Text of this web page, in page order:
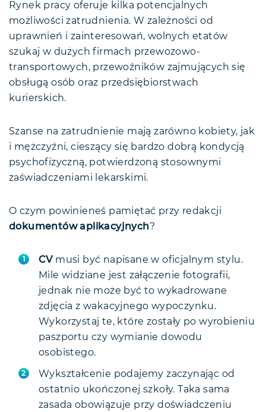
Rynek pracy oferuje kilka potencjalnych
możliwości zatrudnienia. W zależności od
uprawnień i zainteresowań, wolnych etatów
szukaj w dużych firmach przewozowo-
transportowych, przewoźników zajmujących się
obsługą osób oraz przedsiębiorstwach
kurierskich.
Szanse na zatrudnienie mają zarówno kobiety, jak
i mężczyźni, cieszący się bardzo dobrą kondycją
psychofizyczną, potwierdzoną stosownymi
zaświadczeniami lekarskimi.
O czym powinieneś pamiętać przy redakcji
dokumentów aplikacyjnych?
CVmusi być napisane w oficjalnym stylu.
Mile widziane jest załączenie fotografii,
jednak nie może być to wykadrowane
zdjęcia z wakacyjnego wypoczynku.
Wykorzystaj te, które zostały po wyrobieniu
paszportu czy wymianie dowodu
osobistego.
Wykształcenie podajemy zaczynając od
ostatnio ukończonej szkoły. Taka sama
zasada obowiązuje przy doświadczeniu